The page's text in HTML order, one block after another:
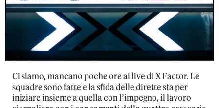
Ci siamo, mancano poche ore ai live di X Factor. Le
squadre sono fatte e la sfida delle dirette sta per
iniziare insieme a quella con l’impegno, il lavoro